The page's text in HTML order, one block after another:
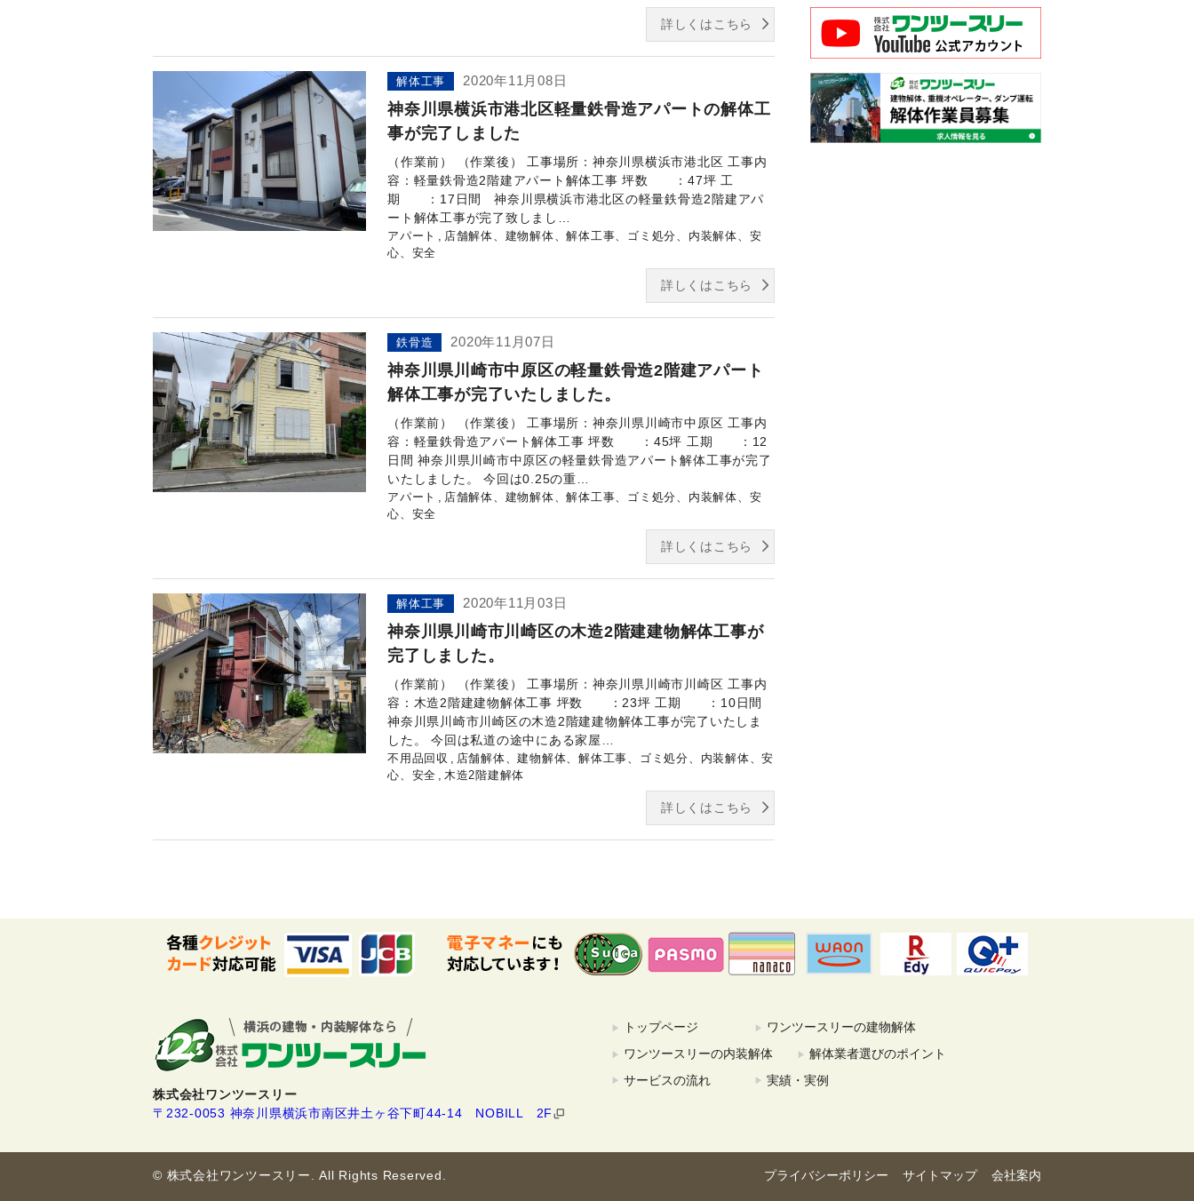
詳しくはこちら
解体工事 2020年11月08日
神奈川県横浜市港北区軽量鉄骨造アパートの解体工
事が完了しました
（作業前） （作業後） 工事場所：神奈川県横浜市港北区 工事内
容：軽量鉄骨造2階建アパート解体工事 坪数 ：47坪 工
期 ：17日間 神奈川県横浜市港北区の軽量鉄骨造2階建アパ
ート解体工事が完了致しまし…
アパート
店舗解体、建物解体、解体工事、ゴミ処分、内装解体、安
心、安全
詳しくはこちら
鉄骨造 2020年11月07日
神奈川県川崎市中原区の軽量鉄骨造2階建アパート
解体工事が完了いたしました。
（作業前） （作業後） 工事場所：神奈川県川崎市中原区 工事内
容：軽量鉄骨造アパート解体工事 坪数 ：45坪 工期 ：12
日間 神奈川県川崎市中原区の軽量鉄骨造アパート解体工事が完了
いたしました。 今回は0.25の重…
アパート
店舗解体、建物解体、解体工事、ゴミ処分、内装解体、安
心、安全
詳しくはこちら
解体工事 2020年11月03日
神奈川県川崎市川崎区の木造2階建建物解体工事が
完了しました。
（作業前） （作業後） 工事場所：神奈川県川崎市川崎区 工事内
容：木造2階建建物解体工事 坪数 ：23坪 工期 ：10日間
神奈川県川崎市川崎区の木造2階建建物解体工事が完了いたしま
した。 今回は私道の途中にある家屋…
不用品回収
店舗解体、建物解体、解体工事、ゴミ処分、内装解体、安
心、安全
木造2階建解体
詳しくはこちら
株式会社ワンツースリー
〒232-0053 神奈川県横浜市南区井土ヶ谷下町44-14 NOBILL 2F
トップページ
ワンツースリーの建物解体
ワンツースリーの内装解体
解体業者選びのポイント
サービスの流れ
実績・実例
プライバシーポリシー サイトマップ 会社案内
© 株式会社ワンツースリー. All Rights Reserved.